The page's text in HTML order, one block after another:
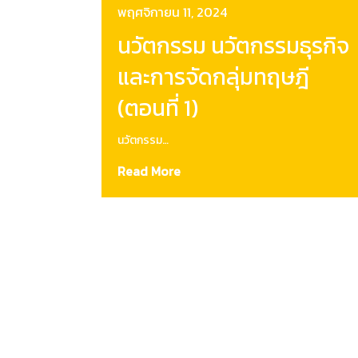
พฤศจิกายน 11, 2024
นวัตกรรม นวัตกรรมธุรกิจ
และการจัดกลุ่มทฤษฎี
(ตอนที่ 1)
นวัตกรรม…
Read More